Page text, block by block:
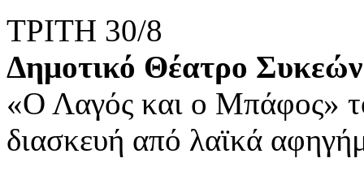
ΤΡΙΤΗ 30/8
Δημοτικό Θέατρο Συκεών
«Ο Λαγός και ο Μπάφος»
διασκευή από λαϊκά